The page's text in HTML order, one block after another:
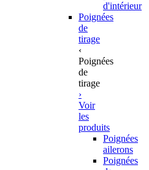
d'intérieur
Poignées
de
tirage
‹
Poignées
de
tirage
›
Voir
les
produits
Poignées
ailerons
Poignées